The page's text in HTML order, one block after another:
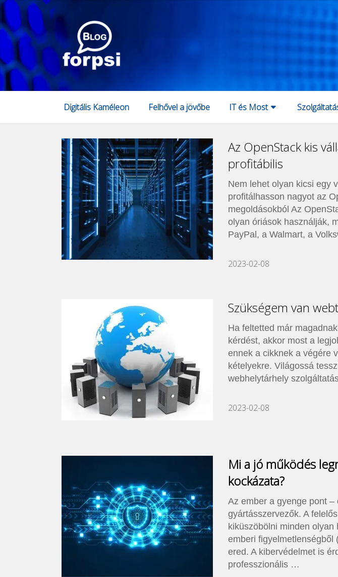
Digitális Kaméleon Felhővel a jövőbe IT és Most
Az OpenStack kis
profitábilis
Nem lehet olyan kicsi egy
profitálhasson nagyot az
megoldásokból Az
olyan óriások használják,
PayPal, a Walmart, a
2023-02-08
Szükségem van
Ha feltetted már
kérdést, akkor most a
ennek a cikknek a végére
kételyekre. Világossá
webhelytárhely
2023-02-08
Mi a jó működés
kockázata?
Az ember a gyenge pont –
gyártásszervezők. A
kiküszöbölni minden olyan
emberi figyelmetlenségből
ered. A kibervédelmet is
professzionális …